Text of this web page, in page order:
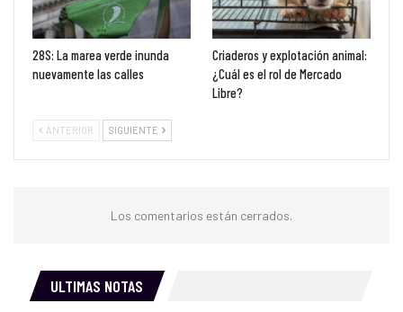
28S: La marea verde inunda
nuevamente las calles
Criaderos y explotación animal:
¿Cuál es el rol de Mercado
Libre?
ANTERIOR SIGUIENTE
Los comentarios están cerrados.
ULTIMAS NOTAS